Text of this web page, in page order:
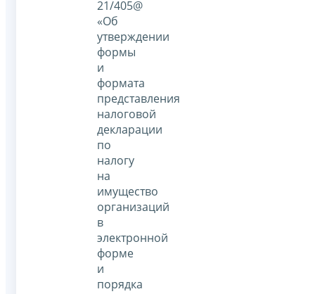
21/405@
«Об
утверждении
формы
и
формата
представления
налоговой
декларации
по
налогу
на
имущество
организаций
в
электронной
форме
и
порядка